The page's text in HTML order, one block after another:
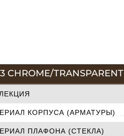
TRANSPARENT
КОРПУСА (АРМАТУРЫ)
ПЛАФОНА (СТЕКЛА)